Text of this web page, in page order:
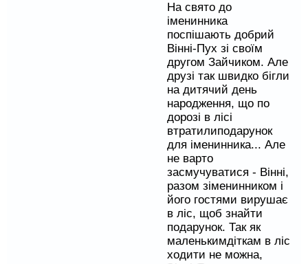
На свято до
іменинника
поспішають добрий
Вінні-Пух зі своїм
другом Зайчиком. Але
друзі так швидко бігли
на дитячий день
народження, що по
дорозі в лісі
втратилиподарунок
для іменинника... Але
не варто
засмучуватися - Вінні,
разом зіменинником і
його гостями вирушає
в ліс, щоб знайти
подарунок. Так як
маленькимдіткам в ліс
ходити не можна,